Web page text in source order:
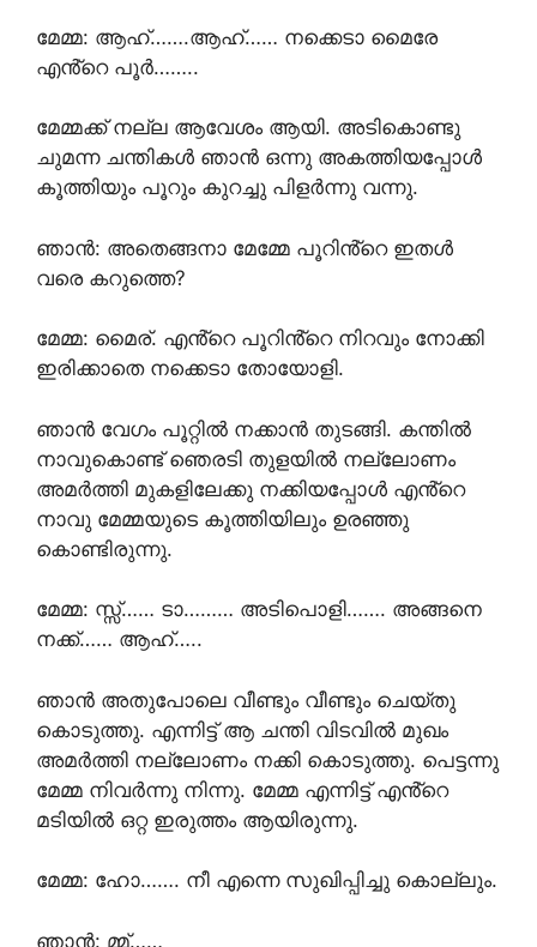
മേമ്മ: ആഹ്…….ആഹ്…… നക്കെടാ മൈരേ
എൻ്റെ പൂർ……..
മേമ്മക്ക് നല്ല ആവേശം ആയി. അടികൊണ്ടു
ചുമന്ന ചന്തികൾ ഞാൻ ഒന്നു അകത്തിയപ്പോൾ
കൂത്തിയും പൂറും കുറച്ചു പിളർന്നു വന്നു.
ഞാൻ: അതെങ്ങനാ മേമ്മേ പൂറിൻ്റെ ഇതൾ
വരെ കറുത്തെ?
മേമ്മ: മൈര്. എൻ്റെ പൂറിൻ്റെ നിറവും നോക്കി
ഇരിക്കാതെ നക്കെടാ തോയോളി.
ഞാൻ വേഗം പൂറ്റിൽ നക്കാൻ തുടങ്ങി. കന്തിൽ
നാവുകൊണ്ട് ഞെരടി തുളയിൽ നല്ലോണം
അമർത്തി മുകളിലേക്കു നക്കിയപ്പോൾ എൻ്റെ
നാവു മേമ്മയുടെ കൂത്തിയിലും ഉരഞ്ഞു
കൊണ്ടിരുന്നു.
മേമ്മ: സ്സ്‌…… ടാ……… അടിപൊളി……. അങ്ങനെ
നക്ക്…… ആഹ്…..
ഞാൻ അതുപോലെ വീണ്ടും വീണ്ടും ചെയ്തു
കൊടുത്തു. എന്നിട്ട് ആ ചന്തി വിടവിൽ മുഖം
അമർത്തി നല്ലോണം നക്കി കൊടുത്തു. പെട്ടന്നു
മേമ്മ നിവർന്നു നിന്നു. മേമ്മ എന്നിട്ട് എൻ്റെ
മടിയിൽ ഒറ്റ ഇരുത്തം ആയിരുന്നു.
മേമ്മ: ഹോ……. നീ എന്നെ സുഖിപ്പിച്ചു കൊല്ലും.
ഞാൻ: മ്മ്……